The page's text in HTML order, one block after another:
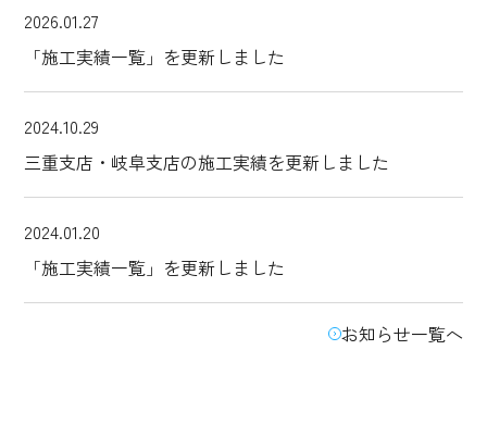
2026.01.27
「施工実績一覧」を更新しました
2024.10.29
三重支店・岐阜支店の施工実績を更新しました
2024.01.20
「施工実績一覧」を更新しました
お知らせ一覧へ